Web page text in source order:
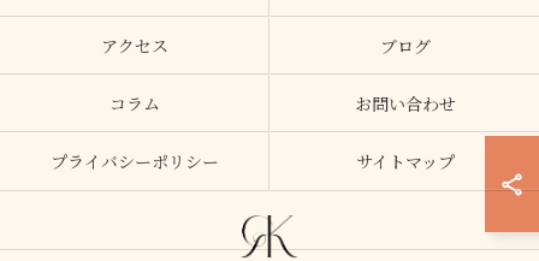
アクセス ブログ
コラム お問い合わせ
プライバシーポリシー サイトマップ